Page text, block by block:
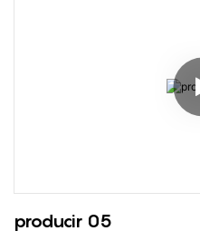
producir 05